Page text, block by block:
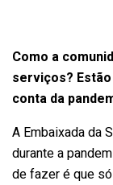
Como a
serviços?
conta da
A Embaixada da
durante a
de fazer é que